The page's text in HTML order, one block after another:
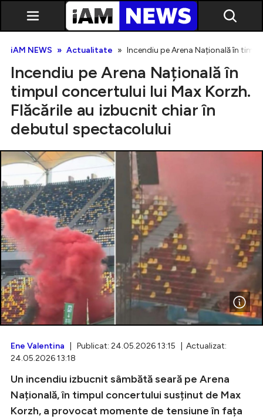
Exclusiv
Intră în cont
Creează cont
iAM NEWS Actualitate Incendiu pe Arena Națională în
Incendiu pe Arena Națională în
timpul concertului lui Max Korzh.
Flăcările au izbucnit chiar în
debutul spectacolului
Ene Valentina | Publicat: 24.05.2026 13:15 | Actualizat:
24.05.2026 13:18
Un incendiu izbucnit sâmbătă seară pe Arena
Națională, în timpul concertului susținut de Max
Korzh, a provocat momente de tensiune în fața